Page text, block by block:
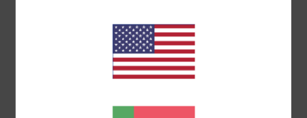
Decote em V
Mangas curtas
Cropped
Com botões na frente